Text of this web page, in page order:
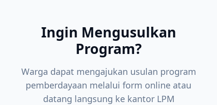
Ingin Mengusulkan
Program?
Warga dapat mengajukan usulan program
pemberdayaan melalui form online atau
datang langsung ke kantor LPM